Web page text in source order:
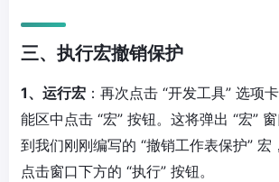
三、执行宏撤销保护
1、运行宏 ：再次点击 “开发工具” 选项
能区中点击 “宏” 按钮。这将弹出 “宏”
到我们刚刚编写的 “撤销工作表保护” 宏
点击窗口下方的 “执行” 按钮。